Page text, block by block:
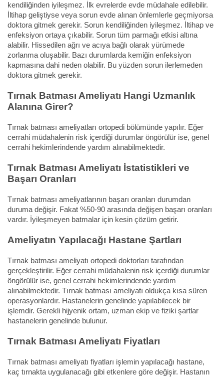
kendiliğinden iyileşmez. İlk evrelerde evde müdahale edilebilir.
İltihap geliştiyse veya sorun evde alınan önlemlerle geçmiyorsa
doktora gitmek gerekir. Sorun kendiliğinden iyileşmez. İltihap ve
enfeksiyon ortaya çıkabilir. Sorun tüm parmağı etkisi altına
alabilir. Hissedilen ağrı ve acıya bağlı olarak yürümede
zorlanma oluşabilir. Bazı durumlarda kemiğin enfeksiyon
kapmasına dahi neden olabilir. Bu yüzden sorun ilerlemeden
doktora gitmek gerekir.
Tırnak Batması Ameliyatı Hangi Uzmanlık
Alanına Girer?
Tırnak batması ameliyatları ortopedi bölümünde yapılır. Eğer
cerrahi müdahalenin risk içerdiği durumlar öngörülür ise, genel
cerrahi hekimlerindende yardım alınabilmektedir.
Tırnak Batması Ameliyatı İstatistikleri ve
Başarı Oranları
Tırnak batması ameliyatlarının başarı oranları durumdan
duruma değişir. Fakat %50-90 arasında değişen başarı oranları
vardır. İyileşmeyen batmalar için kesin çözüm getirir.
Ameliyatın Yapılacağı Hastane Şartları
Tırnak batması ameliyatı ortopedi doktorları tarafından
gerçekleştirilir. Eğer cerrahi müdahalenin risk içerdiği durumlar
öngörülür ise, genel cerrahi hekimlerindende yardım
alınabilmektedir. Tırnak batması ameliyatı oldukça kısa süren
operasyonlardır. Hastanelerin genelinde yapılabilecek bir
işlemdir. Gerekli hijyenik ortam, uzman ekip ve fiziki şartlar
hastanelerin genelinde bulunur.
Tırnak Batması Ameliyatı Fiyatları
Tırnak batması ameliyatı fiyatları işlemin yapılacağı hastane,
kaç tırnakta uygulanacağı gibi etkenlere göre değişir. Hastanın